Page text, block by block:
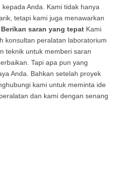
Anda. Kami tidak hanya
tetapi kami juga menawarkan
Berikan saran yang tepat Kami
konsultan peralatan laboratorium
teknik untuk memberi saran
Tapi apa pun yang
Anda. Bahkan setelah proyek
kami untuk meminta ide
dan kami dengan senang